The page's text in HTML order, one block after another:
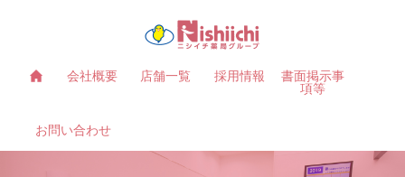
会社概要 店舗一覧 採用情報
書面掲示事
項等
お問い合わせ